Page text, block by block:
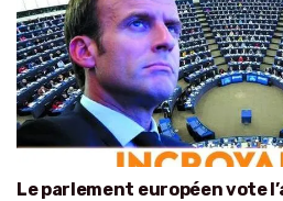
Le parlement européen vote